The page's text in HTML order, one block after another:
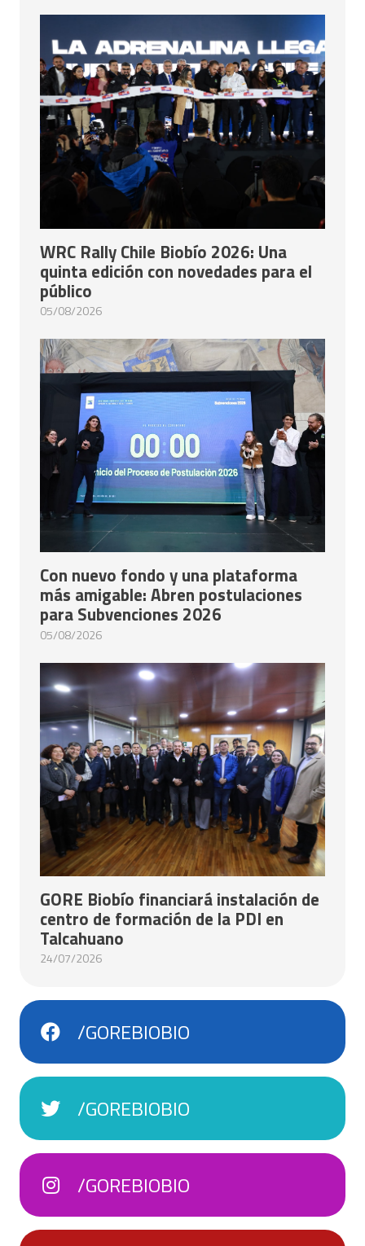
WRC Rally Chile Biobío 2026: Una
quinta edición con novedades para el
público
05/08/2026
Con nuevo fondo y una plataforma
más amigable: Abren postulaciones
para Subvenciones 2026
05/08/2026
GORE Biobío financiará instalación de
centro de formación de la PDI en
Talcahuano
24/07/2026
/GOREBIOBIO
/GOREBIOBIO
/GOREBIOBIO